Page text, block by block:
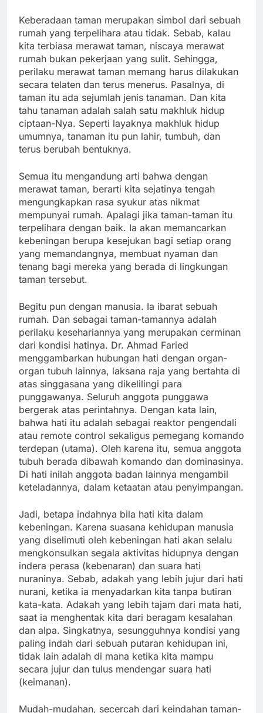
Keberadaan taman merupakan simbol dari sebuah
rumah yang terpelihara atau tidak. Sebab, kalau
kita terbiasa merawat taman, niscaya merawat
rumah bukan pekerjaan yang sulit. Sehingga,
perilaku merawat taman memang harus dilakukan
secara telaten dan terus menerus. Pasalnya, di
taman itu ada sejumlah jenis tanaman. Dan kita
tahu tanaman adalah salah satu makhluk hidup
ciptaan-Nya. Seperti layaknya makhluk hidup
umumnya, tanaman itu pun lahir, tumbuh, dan
terus berubah bentuknya.
Semua itu mengandung arti bahwa dengan
merawat taman, berarti kita sejatinya tengah
mengungkapkan rasa syukur atas nikmat
mempunyai rumah. Apalagi jika taman-taman itu
terpelihara dengan baik. Ia akan memancarkan
kebeningan berupa kesejukan bagi setiap orang
yang memandangnya, membuat nyaman dan
tenang bagi mereka yang berada di lingkungan
taman tersebut.
Begitu pun dengan manusia. Ia ibarat sebuah
rumah. Dan sebagai taman-tamannya adalah
perilaku kesehariannya yang merupakan cerminan
dari kondisi hatinya. Dr. Ahmad Faried
menggambarkan hubungan hati dengan organ-
organ tubuh lainnya, laksana raja yang bertahta di
atas singgasana yang dikelilingi para
punggawanya. Seluruh anggota punggawa
bergerak atas perintahnya. Dengan kata lain,
bahwa hati itu adalah sebagai reaktor pengendali
atau remote control sekaligus pemegang komando
terdepan (utama). Oleh karena itu, semua anggota
tubuh berada dibawah komando dan dominasinya.
Di hati inilah anggota badan lainnya mengambil
keteladannya, dalam ketaatan atau penyimpangan.
Jadi, betapa indahnya bila hati kita dalam
kebeningan. Karena suasana kehidupan manusia
yang diselimuti oleh kebeningan hati akan selalu
mengkonsulkan segala aktivitas hidupnya dengan
indera perasa (kebenaran) dan suara hati
nuraninya. Sebab, adakah yang lebih jujur dari hati
nurani, ketika ia menyadarkan kita tanpa butiran
kata-kata. Adakah yang lebih tajam dari mata hati,
saat ia menghentak kita dari beragam kesalahan
dan alpa. Singkatnya, sesungguhnya kondisi yang
paling indah dari sebuah putaran kehidupan ini,
tidak lain adalah di mana ketika kita mampu
secara jujur dan tulus mendengar suara hati
(keimanan).
Mudah-mudahan, secercah dari keindahan taman-